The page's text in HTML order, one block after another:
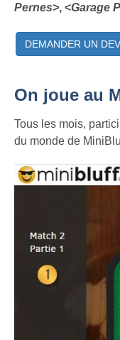
Pernes>, <Garage
DEMANDER UN
On joue au
Tous les mois,
du monde de